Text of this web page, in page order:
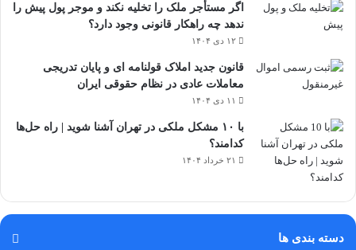
اگر مستأجر ملک را تخلیه نکند و موجر پول پیش را
ندهد چه راهکار قانونی وجود دارد؟
۱۲ دی ۱۴۰۴
قانون جدید املاک قولنامه ای و پایان تدریجی
معاملات عادی در نظام حقوقی ایران
۱۱ دی ۱۴۰۴
با ۱۰ مشکل ملکی در تهران آشنا شوید | راه حل‌ها
کدامند؟
۲۱ خرداد ۱۴۰۴
دسته بندی ها